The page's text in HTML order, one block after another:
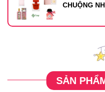
CHUỘNG
SẢN